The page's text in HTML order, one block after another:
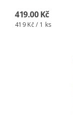
419.00 Kč
419 Kč / 1 ks